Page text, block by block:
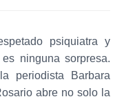
psiquiatra y
ninguna sorpresa.
periodista Barbara
abre no solo la